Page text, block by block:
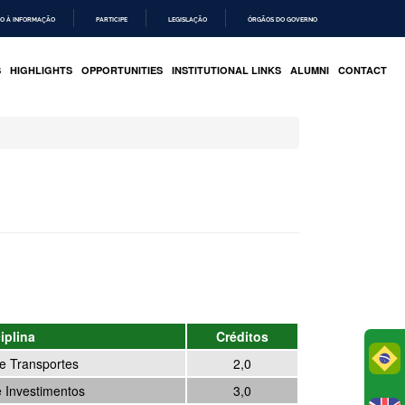
À INFORMAÇÃO PARTICIPE LEGISLAÇÃO ÓRGÃOS DO GOVERNO
HIGHLIGHTS OPPORTUNITIES INSTITUTIONAL LINKS ALUMNI CONTACT
Créditos
Transportes
2,0
Investimentos
3,0